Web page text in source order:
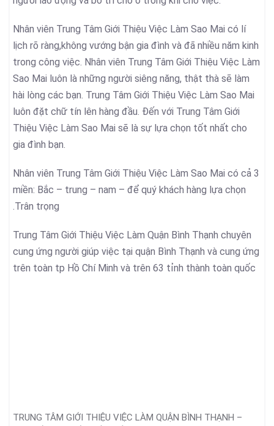
Nhân viên Trung Tâm Giới Thiệu Việc Làm Sao Mai có lí
lịch rõ ràng,không vướng bận gia đình và đã nhiều năm kinh
trong công việc. Nhân viên Trung Tâm Giới Thiệu Việc Làm
Sao Mai luôn là những người siêng năng, thật thà sẽ làm
hài lòng các bạn. Trung Tâm Giới Thiệu Việc Làm Sao Mai
luôn đặt chữ tín lên hàng đầu. Đến với Trung Tâm Giới
Thiệu Việc Làm Sao Mai sẽ là sự lựa chọn tốt nhất cho
gia đình bạn.
Nhân viên Trung Tâm Giới Thiệu Việc Làm Sao Mai có cả 3
miền: Bắc – trung – nam – để quý khách hàng lựa chọn
.Trân trọng
Trung Tâm Giới Thiệu Việc Làm Quận Bình Thạnh chuyên
cung ứng người giúp việc tại quận Bình Thạnh và cung ứng
trên toàn tp Hồ Chí Minh và trên 63 tỉnh thành toàn quốc
TRUNG TÂM GIỚI THIỆU VIỆC LÀM QUẬN BÌNH THẠNH –